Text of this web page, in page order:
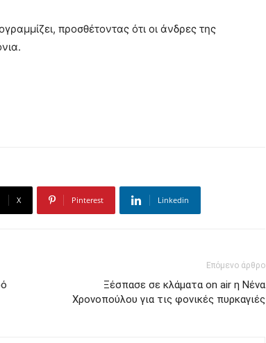
προσθέτοντας ότι οι άνδρες της
X Pinterest Linkedin
Επόμενο άρθρο
Ξέσπασε σε κλάματα on air η Νένα
Χρονοπούλου για τις φονικές πυρκαγιές